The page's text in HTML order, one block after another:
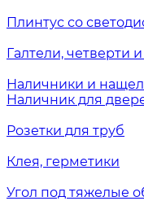
Плинтус со
Галтели, четверти
Наличники и
Наличник для
Розетки для труб
Клея, герметики
Угол под тяжелые